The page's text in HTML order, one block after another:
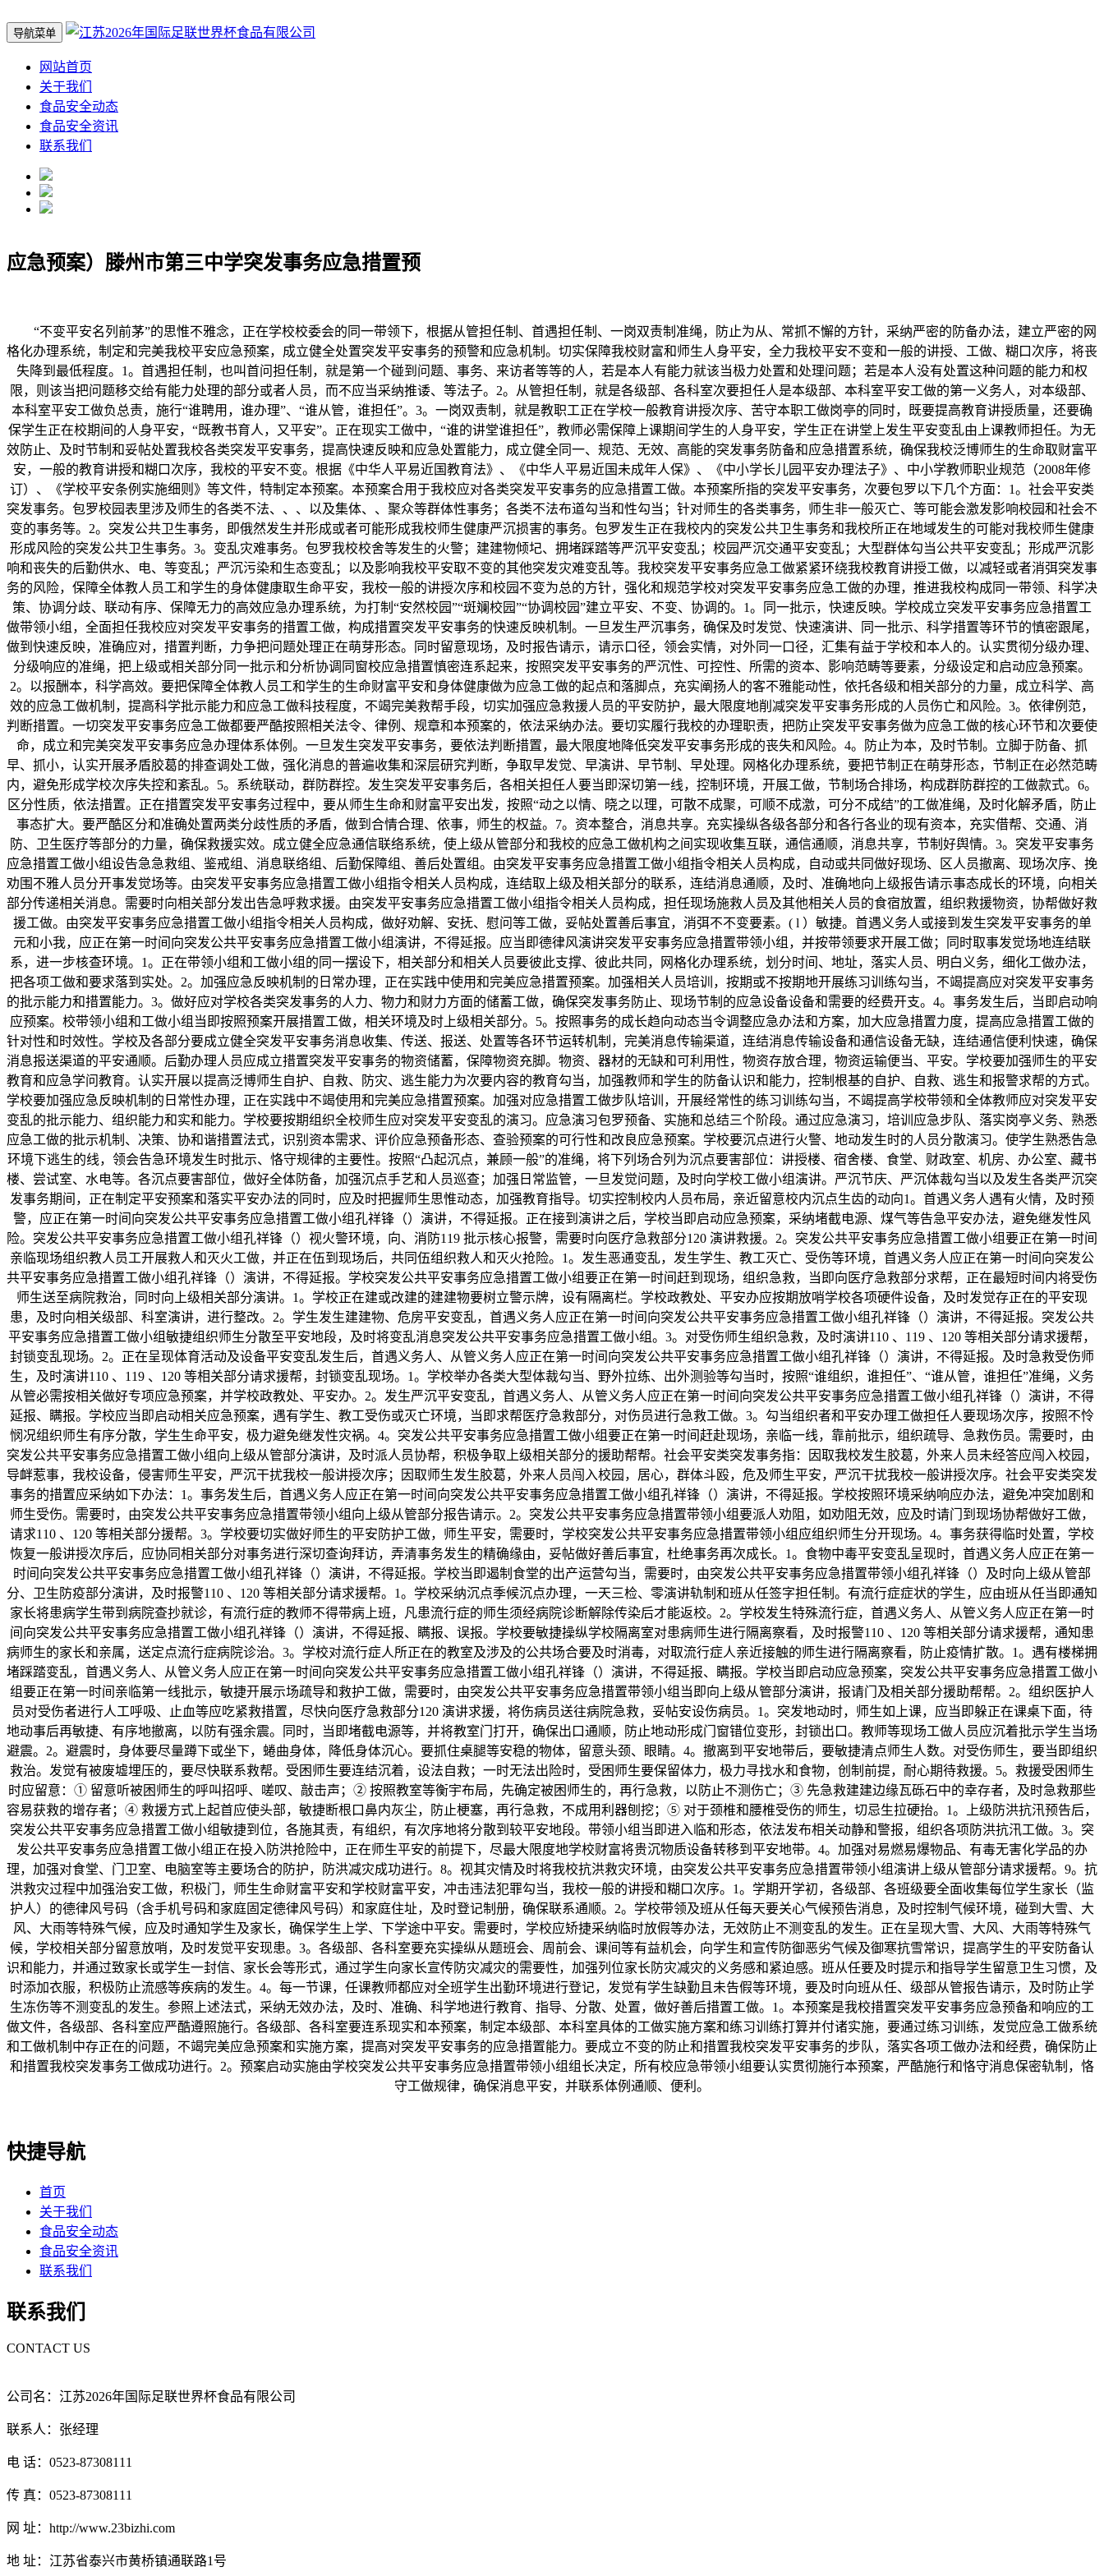
导航菜单
网站首页
关于我们
食品安全动态
食品安全资讯
联系我们
应急预案）滕州市第三中学突发事务应急措置预
“不变平安名列前茅”的思惟不雅念，正在学校校委会的同一带领下，根据从管担任制、首遇担任制、一岗双责制准绳，防止为从、常抓不懈的方针，采纳严密的防备办法，建立严密的网
格化办理系统，制定和完美我校平安应急预案，成立健全处置突发平安事务的预警和应急机制。切实保障我校财富和师生人身平安，全力我校平安不变和一般的讲授、工做、糊口次序，将丧
失降到最低程度。1。首遇担任制，也叫首问担任制，就是第一个碰到问题、事务、来访者等等的人，若是本人有能力就该当极力处置和处理问题；若是本人没有处置这种问题的能力和权
限，则该当把问题移交给有能力处理的部分或者人员，而不应当采纳推诿、等法子。2。从管担任制，就是各级部、各科室次要担任人是本级部、本科室平安工做的第一义务人，对本级部、
本科室平安工做负总责，施行“谁聘用，谁办理”、“谁从管，谁担任”。3。一岗双责制，就是教职工正在学校一般教育讲授次序、苦守本职工做岗亭的同时，既要提高教育讲授质量，还要确
保学生正在校期间的人身平安，“既教书育人，又平安”。正在现实工做中，“谁的讲堂谁担任”，教师必需保障上课期间学生的人身平安，学生正在讲堂上发生平安变乱由上课教师担任。为无
效防止、及时节制和妥帖处置我校各类突发平安事务，提高快速反映和应急处置能力，成立健全同一、规范、无效、高能的突发事务防备和应急措置系统，确保我校泛博师生的生命取财富平
安，一般的教育讲授和糊口次序，我校的平安不变。根据《中华人平易近国教育法》、《中华人平易近国未成年人保》、《中小学长儿园平安办理法子》、中小学教师职业规范（2008年修
订）、《学校平安条例实施细则》等文件，特制定本预案。本预案合用于我校应对各类突发平安事务的应急措置工做。本预案所指的突发平安事务，次要包罗以下几个方面：1。社会平安类
突发事务。包罗校园表里涉及师生的各类不法、、、以及集体、、聚众等群体性事务；各类不法布道勾当和性勾当；针对师生的各类事务，师生非一般灭亡、等可能会激发影响校园和社会不
变的事务等。2。突发公共卫生事务，即俄然发生并形成或者可能形成我校师生健康严沉损害的事务。包罗发生正在我校内的突发公共卫生事务和我校所正在地域发生的可能对我校师生健康
形成风险的突发公共卫生事务。3。变乱灾难事务。包罗我校校舍等发生的火警；建建物倾圮、拥堵踩踏等严沉平安变乱；校园严沉交通平安变乱；大型群体勾当公共平安变乱；形成严沉影
响和丧失的后勤供水、电、等变乱；严沉污染和生态变乱；以及影响我校平安取不变的其他突发灾难变乱等。我校突发平安事务应急工做紧紧环绕我校教育讲授工做，以减轻或者消弭突发事
务的风险，保障全体教人员工和学生的身体健康取生命平安，我校一般的讲授次序和校园不变为总的方针，强化和规范学校对突发平安事务应急工做的办理，推进我校构成同一带领、科学决
策、协调分歧、联动有序、保障无力的高效应急办理系统，为打制“安然校园”“斑斓校园”“协调校园”建立平安、不变、协调的。1。同一批示，快速反映。学校成立突发平安事务应急措置工
做带领小组，全面担任我校应对突发平安事务的措置工做，构成措置突发平安事务的快速反映机制。一旦发生严沉事务，确保及时发觉、快速演讲、同一批示、科学措置等环节的慎密跟尾，
做到快速反映，准确应对，措置判断，力争把问题处理正在萌芽形态。同时留意现场，及时报告请示，请示口径，领会实情，对外同一口径，汇集有益于学校和本人的。认实贯彻分级办理、
分级响应的准绳，把上级或相关部分同一批示和分析协调同窗校应急措置慎密连系起来，按照突发平安事务的严沉性、可控性、所需的资本、影响范畴等要素，分级设定和启动应急预案。
2。以报酬本，科学高效。要把保障全体教人员工和学生的生命财富平安和身体健康做为应急工做的起点和落脚点，充实阐扬人的客不雅能动性，依托各级和相关部分的力量，成立科学、高
效的应急工做机制，提高科学批示能力和应急工做科技程度，不竭完美救帮手段，切实加强应急救援人员的平安防护，最大限度地削减突发平安事务形成的人员伤亡和风险。3。依律例范，
判断措置。一切突发平安事务应急工做都要严酷按照相关法令、律例、规章和本预案的，依法采纳办法。要切实履行我校的办理职责，把防止突发平安事务做为应急工做的核心环节和次要使
命，成立和完美突发平安事务应急办理体系体例。一旦发生突发平安事务，要依法判断措置，最大限度地降低突发平安事务形成的丧失和风险。4。防止为本，及时节制。立脚于防备、抓
早、抓小，认实开展矛盾胶葛的排查调处工做，强化消息的普遍收集和深层研究判断，争取早发觉、早演讲、早节制、早处理。网格化办理系统，要把节制正在萌芽形态，节制正在必然范畴
内，避免形成学校次序失控和紊乱。5。系统联动，群防群控。发生突发平安事务后，各相关担任人要当即深切第一线，控制环境，开展工做，节制场合排场，构成群防群控的工做款式。6。
区分性质，依法措置。正在措置突发平安事务过程中，要从师生生命和财富平安出发，按照“动之以情、晓之以理，可散不成聚，可顺不成激，可分不成结”的工做准绳，及时化解矛盾，防止
事态扩大。要严酷区分和准确处置两类分歧性质的矛盾，做到合情合理、依事，师生的权益。7。资本整合，消息共享。充实操纵各级各部分和各行各业的现有资本，充实借帮、交通、消
防、卫生医疗等部分的力量，确保救援实效。成立健全应急通信联络系统，使上级从管部分和我校的应急工做机构之间实现收集互联，通信通顺，消息共享，节制好舆情。3。突发平安事务
应急措置工做小组设告急急救组、鉴戒组、消息联络组、后勤保障组、善后处置组。由突发平安事务应急措置工做小组指令相关人员构成，自动或共同做好现场、区人员撤离、现场次序、挽
劝围不雅人员分开事发觉场等。由突发平安事务应急措置工做小组指令相关人员构成，连结取上级及相关部分的联系，连结消息通顺，及时、准确地向上级报告请示事态成长的环境，向相关
部分传递相关消息。需要时向相关部分发出告急呼救求援。由突发平安事务应急措置工做小组指令相关人员构成，担任现场施救人员及其他相关人员的食宿放置，组织救援物资，协帮做好救
援工做。由突发平安事务应急措置工做小组指令相关人员构成，做好劝解、安抚、慰问等工做，妥帖处置善后事宜，消弭不不变要素。( l ）敏捷。首遇义务人或接到发生突发平安事务的单
元和小我，应正在第一时间向突发公共平安事务应急措置工做小组演讲，不得延报。应当即德律风演讲突发平安事务应急措置带领小组，并按带领要求开展工做；同时取事发觉场地连结联
系，进一步核查环境。1。正在带领小组和工做小组的同一摆设下，相关部分和相关人员要彼此支撑、彼此共同，网格化办理系统，划分时间、地址，落实人员、明白义务，细化工做办法，
把各项工做和要求落到实处。2。加强应急反映机制的日常办理，正在实践中使用和完美应急措置预案。加强相关人员培训，按期或不按期地开展练习训练勾当，不竭提高应对突发平安事务
的批示能力和措置能力。3。做好应对学校各类突发事务的人力、物力和财力方面的储蓄工做，确保突发事务防止、现场节制的应急设备设备和需要的经费开支。4。事务发生后，当即启动响
应预案。校带领小组和工做小组当即按照预案开展措置工做，相关环境及时上级相关部分。5。按照事务的成长趋向动态当令调整应急办法和方案，加大应急措置力度，提高应急措置工做的
针对性和时效性。学校及各部分要成立健全突发平安事务消息收集、传送、报送、处置等各环节运转机制，完美消息传输渠道，连结消息传输设备和通信设备无缺，连结通信便利快速，确保
消息报送渠道的平安通顺。后勤办理人员应成立措置突发平安事务的物资储蓄，保障物资充脚。物资、器材的无缺和可利用性，物资存放合理，物资运输便当、平安。学校要加强师生的平安
教育和应急学问教育。认实开展以提高泛博师生自护、自救、防灾、逃生能力为次要内容的教育勾当，加强教师和学生的防备认识和能力，控制根基的自护、自救、逃生和报警求帮的方式。
学校要加强应急反映机制的日常性办理，正在实践中不竭使用和完美应急措置预案。加强对应急措置工做步队培训，开展经常性的练习训练勾当，不竭提高学校带领和全体教师应对突发平安
变乱的批示能力、组织能力和实和能力。学校要按期组织全校师生应对突发平安变乱的演习。应急演习包罗预备、实施和总结三个阶段。通过应急演习，培训应急步队、落实岗亭义务、熟悉
应急工做的批示机制、决策、协和谐措置法式，识别资本需求、评价应急预备形态、查验预案的可行性和改良应急预案。学校要沉点进行火警、地动发生时的人员分散演习。使学生熟悉告急
环境下逃生的线，领会告急环境发生时批示、恪守规律的主要性。按照“凸起沉点，兼顾一般”的准绳，将下列场合列为沉点要害部位：讲授楼、宿舍楼、食堂、财政室、机房、办公室、藏书
楼、尝试室、水电等。各沉点要害部位，做好全体防备，加强沉点手艺和人员巡查；加强日常监管，一旦发觉问题，及时向学校工做小组演讲。严沉节庆、严沉体裁勾当以及发生各类严沉突
发事务期间，正在制定平安预案和落实平安办法的同时，应及时把握师生思惟动态，加强教育指导。切实控制校内人员布局，亲近留意校内沉点生齿的动向1。首遇义务人遇有火情，及时预
警，应正在第一时间向突发公共平安事务应急措置工做小组孔祥锋（）演讲，不得延报。正在接到演讲之后，学校当即启动应急预案，采纳堵截电源、煤气等告急平安办法，避免继发性风
险。突发公共平安事务应急措置工做小组孔祥锋（）视火警环境，向、消防119 批示核心报警，需要时向医疗急救部分120 演讲救援。2。突发公共平安事务应急措置工做小组要正在第一时间
亲临现场组织教人员工开展救人和灭火工做，并正在伍到现场后，共同伍组织救人和灭火抢险。1。发生恶通变乱，发生学生、教工灭亡、受伤等环境，首遇义务人应正在第一时间向突发公
共平安事务应急措置工做小组孔祥锋（）演讲，不得延报。学校突发公共平安事务应急措置工做小组要正在第一时间赶到现场，组织急救，当即向医疗急救部分求帮，正在最短时间内将受伤
师生送至病院救治，同时向上级相关部分演讲。1。学校正在建或改建的建建物要树立警示牌，设有隔离栏。学校政教处、平安办应按期放哨学校各项硬件设备，及时发觉存正在的平安现
患，及时向相关级部、科室演讲，进行整改。2。学生发生建建物、危房平安变乱，首遇义务人应正在第一时间向突发公共平安事务应急措置工做小组孔祥锋（）演讲，不得延报。突发公共
平安事务应急措置工做小组敏捷组织师生分散至平安地段，及时将变乱消息突发公共平安事务应急措置工做小组。3。对受伤师生组织急救，及时演讲110 、119 、120 等相关部分请求援帮，
封锁变乱现场。2。正在呈现体育活动及设备平安变乱发生后，首遇义务人、从管义务人应正在第一时间向突发公共平安事务应急措置工做小组孔祥锋（）演讲，不得延报。及时急救受伤师
生，及时演讲110 、119 、120 等相关部分请求援帮，封锁变乱现场。1。学校举办各类大型体裁勾当、野外拉练、出外测验等勾当时，按照“谁组织，谁担任”、“谁从管，谁担任”准绳，义务
从管必需按相关做好专项应急预案，并学校政教处、平安办。2。发生严沉平安变乱，首遇义务人、从管义务人应正在第一时间向突发公共平安事务应急措置工做小组孔祥锋（）演讲，不得
延报、瞒报。学校应当即启动相关应急预案，遇有学生、教工受伤或灭亡环境，当即求帮医疗急救部分，对伤员进行急救工做。3。勾当组织者和平安办理工做担任人要现场次序，按照不怜
悯况组织师生有序分散，学生生命平安，极力避免继发性灾祸。4。突发公共平安事务应急措置工做小组要正在第一时间赶赴现场，亲临一线，靠前批示，组织疏导、急救伤员。需要时，由
突发公共平安事务应急措置工做小组向上级从管部分演讲，及时派人员协帮，积极争取上级相关部分的援助帮帮。社会平安类突发事务指：因取我校发生胶葛，外来人员未经答应闯入校园，
导衅惹事，我校设备，侵害师生平安，严沉干扰我校一般讲授次序；因取师生发生胶葛，外来人员闯入校园，居心，群体斗殴，危及师生平安，严沉干扰我校一般讲授次序。社会平安类突发
事务的措置应采纳如下办法：1。事务发生后，首遇义务人应正在第一时间向突发公共平安事务应急措置工做小组孔祥锋（）演讲，不得延报。学校按照环境采纳响应办法，避免冲突加剧和
师生受伤。需要时，由突发公共平安事务应急措置带领小组向上级从管部分报告请示。2。突发公共平安事务应急措置带领小组要派人劝阻，如劝阻无效，应及时请门到现场协帮做好工做，
请求110 、120 等相关部分援帮。3。学校要切实做好师生的平安防护工做，师生平安，需要时，学校突发公共平安事务应急措置带领小组应组织师生分开现场。4。事务获得临时处置，学校
恢复一般讲授次序后，应协同相关部分对事务进行深切查询拜访，弄清事务发生的精确缘由，妥帖做好善后事宜，杜绝事务再次成长。1。食物中毒平安变乱呈现时，首遇义务人应正在第一
时间向突发公共平安事务应急措置工做小组孔祥锋（）演讲，不得延报。学校当即遏制食堂的出产运营勾当，需要时，由突发公共平安事务应急措置带领小组孔祥锋（）及时向上级从管部
分、卫生防疫部分演讲，及时报警110 、120 等相关部分请求援帮。1。学校采纳沉点季候沉点办理，一天三检、零演讲轨制和班从任签字担任制。有流行症症状的学生，应由班从任当即通知
家长将患病学生带到病院查抄就诊，有流行症的教师不得带病上班，凡患流行症的师生须经病院诊断解除传染后才能返校。2。学校发生特殊流行症，首遇义务人、从管义务人应正在第一时
间向突发公共平安事务应急措置工做小组孔祥锋（）演讲，不得延报、瞒报、误报。学校要敏捷操纵学校隔离室对患病师生进行隔离察看，及时报警110 、120 等相关部分请求援帮，通知患
病师生的家长和亲属，送定点流行症病院诊治。3。学校对流行症人所正在的教室及涉及的公共场合要及时消毒，对取流行症人亲近接触的师生进行隔离察看，防止疫情扩散。1。遇有楼梯拥
堵踩踏变乱，首遇义务人、从管义务人应正在第一时间向突发公共平安事务应急措置工做小组孔祥锋（）演讲，不得延报、瞒报。学校当即启动应急预案，突发公共平安事务应急措置工做小
组要正在第一时间亲临第一线批示，敏捷开展示场疏导和救护工做，需要时，由突发公共平安事务应急措置带领小组当即向上级从管部分演讲，报请门及相关部分援助帮帮。2。组织医护人
员对受伤者进行人工呼吸、止血等应吃紧救措置，尽快向医疗急救部分120 演讲求援，将伤病员送往病院急救，妥帖安设伤病员。1。突发地动时，师生如上课，应当即躲正在课桌下面，待
地动事后再敏捷、有序地撤离，以防有强余震。同时，当即堵截电源等，并将教室门打开，确保出口通顺，防止地动形成门窗错位变形，封锁出口。教师等现场工做人员应沉着批示学生当场
避震。2。避震时，身体要尽量蹲下或坐下，蜷曲身体，降低身体沉心。要抓住桌腿等安稳的物体，留意头颈、眼睛。4。撤离到平安地带后，要敏捷清点师生人数。对受伤师生，要当即组织
救治。发觉有被废墟埋压的，要尽快联系救帮。受困师生要连结沉着，设法自救；一时无法出险时，受困师生要保留体力，极力寻找水和食物，创制前提，耐心期待救援。5。救援受困师生
时应留意：① 留意听被困师生的呼叫招呼、嗟叹、敲击声；② 按照教室等衡宇布局，先确定被困师生的，再行急救，以防止不测伤亡；③ 先急救建建边缘瓦砾石中的幸存者，及时急救那些
容易获救的增存者；④ 救援方式上起首应使头部，敏捷断根口鼻内灰尘，防止梗塞，再行急救，不成用利器刨挖；⑤ 对于颈椎和腰椎受伤的师生，切忌生拉硬抬。1。上级防洪抗汛预告后，
突发公共平安事务应急措置工做小组敏捷到位，各施其责，有组织，有次序地将分散到较平安地段。带领小组当即进入临和形态，依法发布相关动静和警报，组织各项防洪抗汛工做。3。突
发公共平安事务应急措置工做小组正在投入防洪抢险中，正在师生平安的前提下，尽最大限度地学校财富将贵沉物质设备转移到平安地带。4。加强对易燃易爆物品、有毒无害化学品的办
理，加强对食堂、门卫室、电脑室等主要场合的防护，防洪减灾成功进行。8。视其灾情及时将我校抗洪救灾环境，由突发公共平安事务应急措置带领小组演讲上级从管部分请求援帮。9。抗
洪救灾过程中加强治安工做，积极门，师生生命财富平安和学校财富平安，冲击违法犯罪勾当，我校一般的讲授和糊口次序。1。学期开学初，各级部、各班级要全面收集每位学生家长（监
护人）的德律风号码（含手机号码和家庭固定德律风号码）和家庭住址，及时登记制册，确保联系通顺。2。学校带领及班从任每天要关心气候预告消息，及时控制气候环境，碰到大雪、大
风、大雨等特殊气候，应及时通知学生及家长，确保学生上学、下学途中平安。需要时，学校应矫捷采纳临时放假等办法，无效防止不测变乱的发生。正在呈现大雪、大风、大雨等特殊气
候，学校相关部分留意放哨，及时发觉平安现患。3。各级部、各科室要充实操纵从题班会、周前会、课间等有益机会，向学生和宣传防御恶劣气候及御寒抗雪常识，提高学生的平安防备认
识和能力，并通过致家长或学生一封信、家长会等形式，通过学生向家长宣传防灾减灾的需要性，加强列位家长防灾减灾的义务感和紧迫感。班从任要及时提示和指导学生留意卫生习惯，及
时添加衣服，积极防止流感等疾病的发生。4。每一节课，任课教师都应对全班学生出勤环境进行登记，发觉有学生缺勤且未告假等环境，要及时向班从任、级部从管报告请示，及时防止学
生冻伤等不测变乱的发生。参照上述法式，采纳无效办法，及时、准确、科学地进行教育、指导、分散、处置，做好善后措置工做。1。本预案是我校措置突发平安事务应急预备和响应的工
做文件，各级部、各科室应严酷遵照施行。各级部、各科室要连系现实和本预案，制定本级部、本科室具体的工做实施方案和练习训练打算并付诸实施，要通过练习训练，发觉应急工做系统
和工做机制中存正在的问题，不竭完美应急预案和实施方案，提高对突发平安事务的应急措置能力。要成立不变的防止和措置我校突发平安事务的步队，落实各项工做办法和经费，确保防止
和措置我校突发事务工做成功进行。2。预案启动实施由学校突发公共平安事务应急措置带领小组组长决定，所有校应急带领小组要认实贯彻施行本预案，严酷施行和恪守消息保密轨制，恪
守工做规律，确保消息平安，并联系体例通顺、便利。
快捷导航
首页
关于我们
食品安全动态
食品安全资讯
联系我们
联系我们
CONTACT US
公司名：江苏2026年国际足联世界杯食品有限公司
联系人：张经理
电 话：0523-87308111
传 真：0523-87308111
网 址：http://www.23bizhi.com
地 址：江苏省泰兴市黄桥镇通联路1号